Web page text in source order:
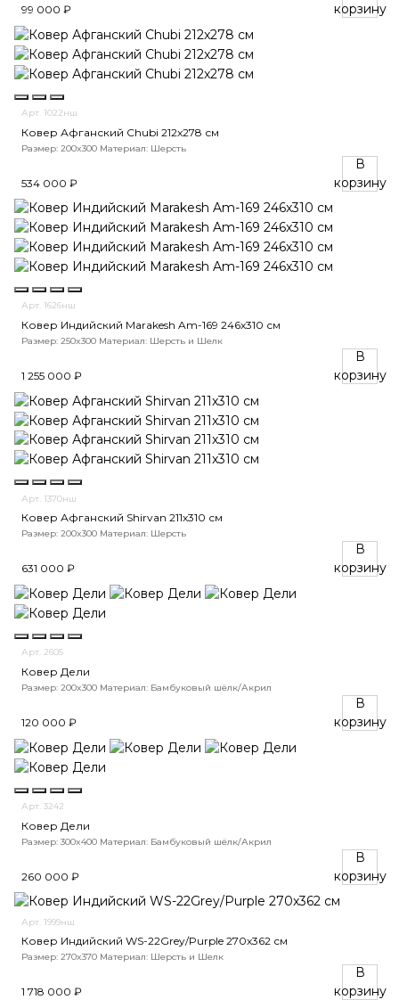
99 000 ₽
корзину
Арт. 1022нш
Ковер Афганский Chubi 212x278 см
Размер: 200x300 Материал: Шерсть
534 000 ₽
В
корзину
Арт. 1626нш
Ковер Индийский Marakesh Am-169 246x310 см
Размер: 250x300 Материал: Шерсть и Шелк
1 255 000 ₽
В
корзину
Арт. 1370нш
Ковер Афганский Shirvan 211x310 см
Размер: 200x300 Материал: Шерсть
631 000 ₽
В
корзину
Арт. 2605
Ковер Дели
Размер: 200x300 Материал: Бамбуковый шёлк/Акрил
120 000 ₽
В
корзину
Арт. 3242
Ковер Дели
Размер: 300x400 Материал: Бамбуковый шёлк/Акрил
260 000 ₽
В
корзину
Арт. 1999нш
Ковер Индийский WS-22Grey/Purple 270x362 см
Размер: 270x370 Материал: Шерсть и Шелк
1 718 000 ₽
В
корзину